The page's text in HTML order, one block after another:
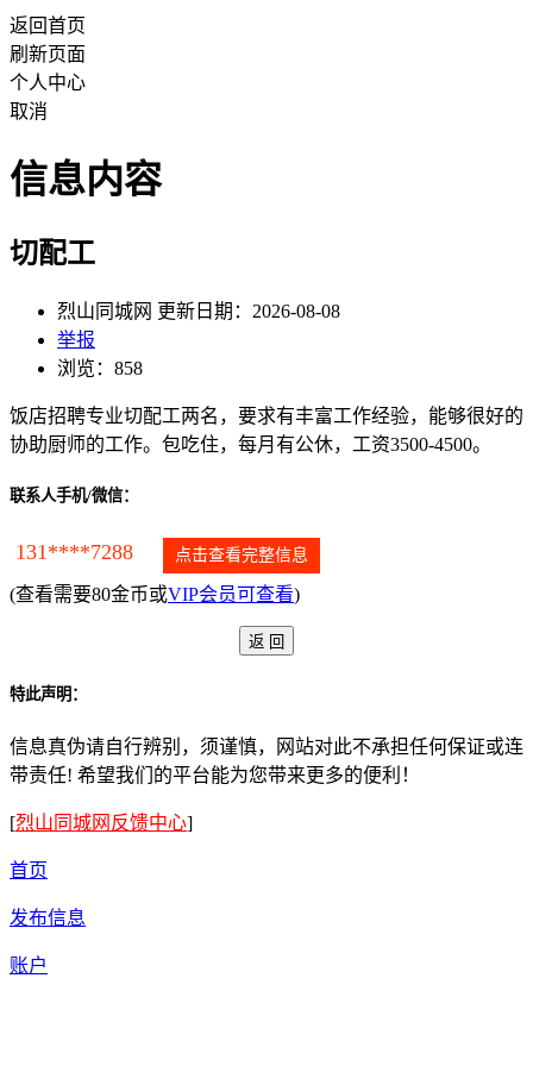
返回首页
刷新页面
个人中心
取消
信息内容
切配工
烈山同城网 更新日期：2026-08-08
举报
浏览：858
饭店招聘专业切配工两名，要求有丰富工作经验，能够很好的
协助厨师的工作。包吃住，每月有公休，工资3500-4500。
联系人手机/微信：
131****7288 点击查看完整信息
(查看需要80金币或VIP会员可查看)
特此声明：
信息真伪请自行辨别，须谨慎，网站对此不承担任何保证或连
带责任! 希望我们的平台能为您带来更多的便利！
[烈山同城网反馈中心]
首页
发布信息
账户